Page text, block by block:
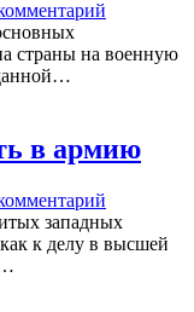
страны на военную
в армию
западных
к делу в высшей